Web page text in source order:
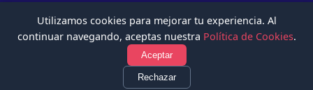
© 2026 Chachapoyasonline.Com. Todos los derechos reservados.
Términos de Uso
Utilizamos cookies para mejorar tu experiencia. Al
continuar navegando, aceptas nuestra Política de Cookies.
Aceptar
Rechazar